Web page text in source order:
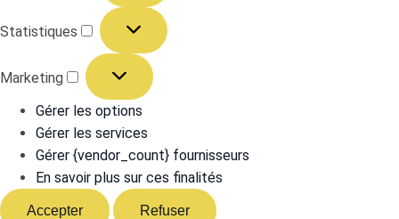
Statistiques
Marketing
Gérer les options
Gérer les services
Gérer {vendor_count} fournisseurs
En savoir plus sur ces finalités
Accepter Refuser